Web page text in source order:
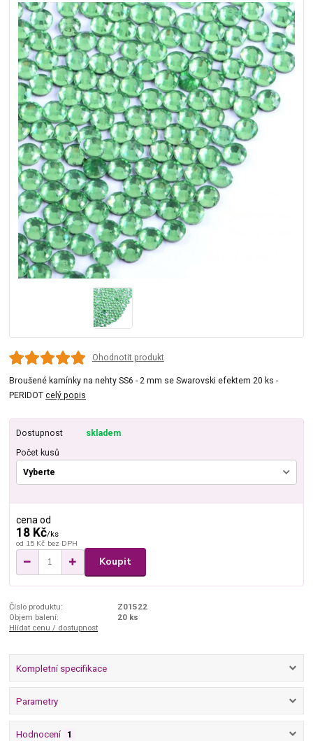
Ohodnotit produkt
Broušené kamínky na nehty SS6 - 2 mm se Swarovski efektem 20 ks -
PERIDOTcelý popis
Dostupnost skladem
Počet kusů
cena od
18 Kč/ks
od 15 Kč bez DPH
Koupit
Číslo produktu:
Z01522
Objem balení:
20 ks
Hlídat cenu / dostupnost
Kompletní specifikace
Parametry
Hodnocení 1